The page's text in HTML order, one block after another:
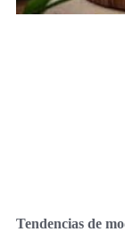
Tendencias de